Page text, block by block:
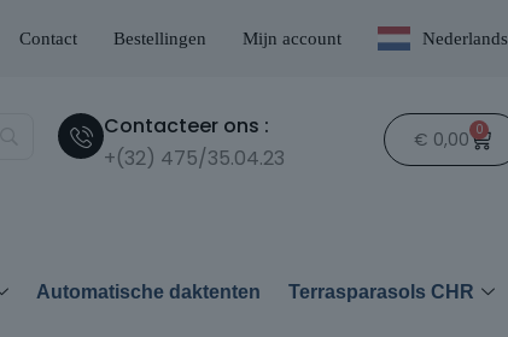
Contact Bestellingen Mijn account Nederlands
Contacteer ons :
+(32) 475/35.04.23
€ 0,00 0
Automatische daktenten Terrasparasols CHR